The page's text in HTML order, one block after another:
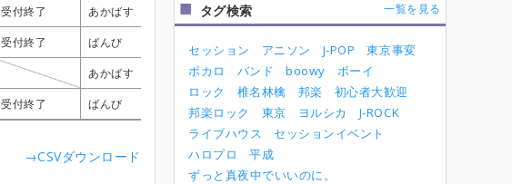
受付終了 あかばす アンディ
えるてぃ
受付終了 ばんび 受付終了
あかばす アンディ
くろすりぃ
受付終了 ばんび ストン くろすりぃ
受付終了 あかばす アンディ
えるてぃ
受付終了 ばんび 受付終了
あかばす アンディ
くろすりぃ
受付終了 ばんび ストン くろすりぃ
受付終了 あかばす アンディ
えるてぃ
受付終了 ばんび 受付終了
あかばす アンディ
くろすりぃ
受付終了 ばんび ストン くろすりぃ
受付終了 あかばす アンディ
えるてぃ
受付終了 ばんび 受付終了
あかばす アンディ
くろすりぃ
受付終了 ばんび ストン くろすりぃ
→CSVダウンロード
タグ検索 一覧を見る
セッション アニソン J-POP
東京事変
ボカロ
バンド boowy
ボーイ
ロック
椎名林檎 邦楽
初心者大歓迎
邦楽ロック
東京 ヨルシカ
J-ROCK
ライブハウス
セッションイベント
ハロプロ
平成
ずっと真夜中でいいのに。